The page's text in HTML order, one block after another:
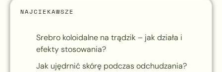
NAJCIEKAWSZE
Srebro koloidalne na trądzik – jak działa i
efekty stosowania?
Jak ujędrnić skórę podczas odchudzania?